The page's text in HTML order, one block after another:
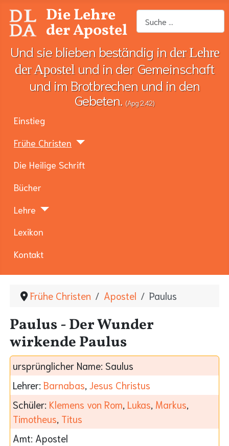
Die Lehre
der Apostel
Suchen
Und sie blieben beständig in der Lehre
der Apostel und in der Gemeinschaft
und im Brotbrechen und in den
Gebeten.
(Apg 2,42)
Einstieg
Frühe Christen
Die Heilige Schrift
Bücher
Lehre
Lexikon
Kontakt
Frühe Christen Apostel Paulus
Paulus - Der Wunder
wirkende Paulus
ursprünglicher Name: Saulus
Lehrer: Barnabas Jesus Christus
Schüler: Klemens von Rom Lukas Markus
Timotheus Titus
Amt: Apostel